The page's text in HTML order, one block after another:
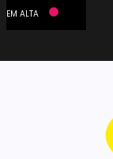
EM ALTA